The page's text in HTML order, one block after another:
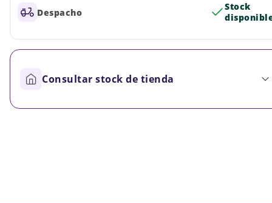
Despacho
Stock
Consultar stock de tienda